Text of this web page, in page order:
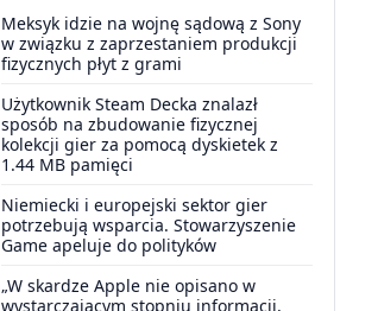
Meksyk idzie na wojnę sądową z Sony
w związku z zaprzestaniem produkcji
fizycznych płyt z grami
Użytkownik Steam Decka znalazł
sposób na zbudowanie fizycznej
kolekcji gier za pomocą dyskietek z
1.44 MB pamięci
Niemiecki i europejski sektor gier
potrzebują wsparcia. Stowarzyszenie
Game apeluje do polityków
„W skardze Apple nie opisano w
wystarczającym stopniu informacji,